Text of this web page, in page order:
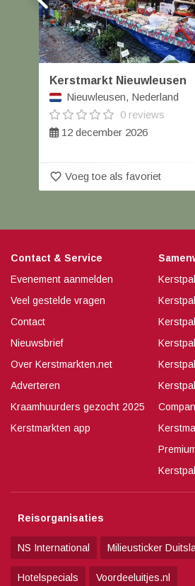
Kerstmarkt Nieuwleusen
Nieuwleusen, Nederland
0 reviews
12 december 2026
favorite_border Voeg toe als favoriet
Contact & Service
Evenement aanmelden
Veel gestelde vragen
Contact
Nieuwsbrief
Over Kerstmarkten.net
Adverteren
Kraamhuurders gezocht 2025
Kerstmarkten app
Reisorganisaties
NS International Milieusticker
Hotelspecials Voordeeluitjes.nl